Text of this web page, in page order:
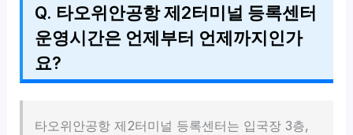
Q. 타오위안공항 제2터미널 등록센터
운영시간은 언제부터 언제까지인가
요?
타오위안공항 제2터미널 등록센터는 입국장 3층,